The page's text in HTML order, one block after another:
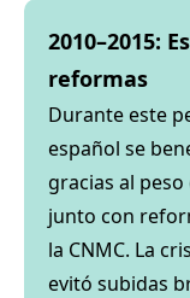
2010–2015:
reformas
Durante este
español se
gracias al
junto con
la CNMC. La
evitó subidas